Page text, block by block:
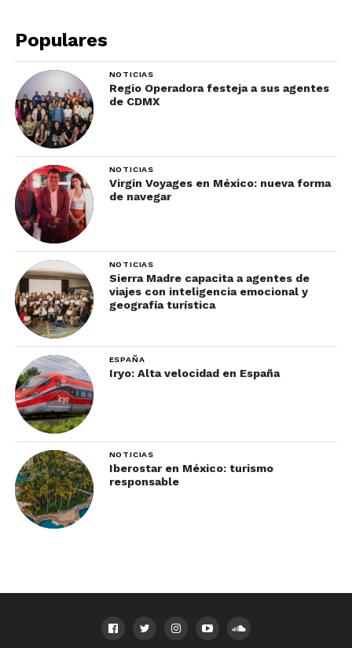
Populares
NOTICIAS
Regio Operadora festeja a sus agentes
de CDMX
NOTICIAS
Virgin Voyages en México: nueva forma
de navegar
NOTICIAS
Sierra Madre capacita a agentes de
viajes con inteligencia emocional y
geografía turística
ESPAÑA
Iryo: Alta velocidad en España
NOTICIAS
Iberostar en México: turismo
responsable